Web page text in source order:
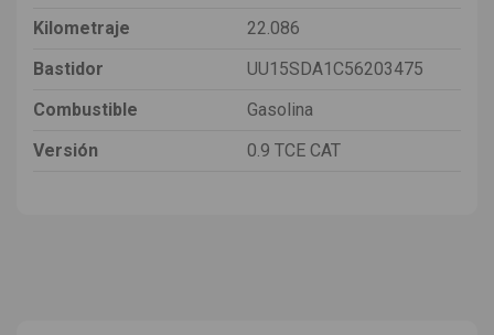
Kilometraje
22.086
Bastidor
UU15SDA1C56203475
Combustible
Gasolina
Versión
0.9 TCE CAT